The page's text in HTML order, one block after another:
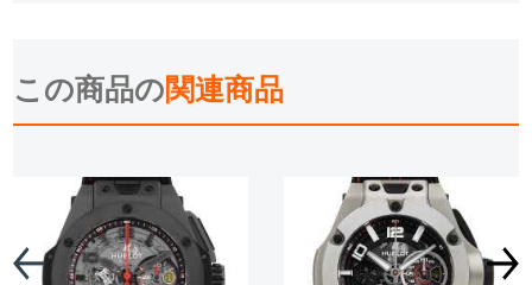
この商品の関連商品